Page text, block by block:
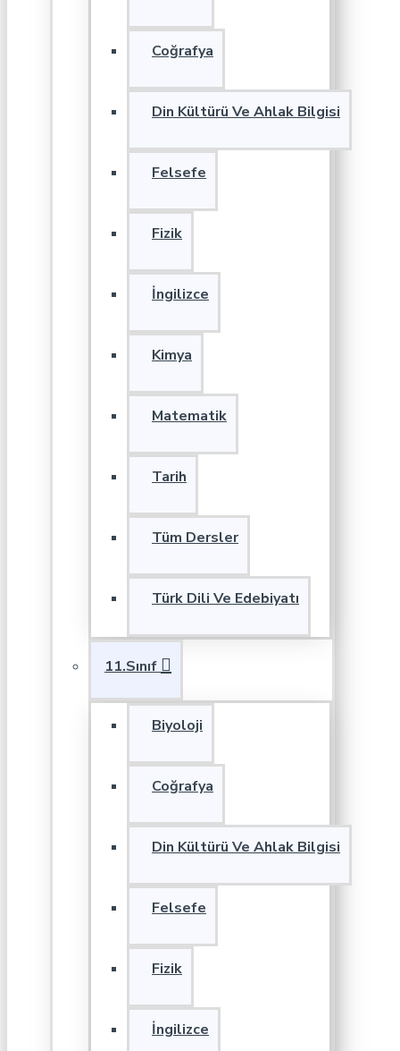
Coğrafya
Din Kültürü Ve Ahlak Bilgisi
Felsefe
Fizik
İngilizce
Kimya
Matematik
Tarih
Tüm Dersler
Türk Dili Ve Edebiyatı
11.Sınıf
Biyoloji
Coğrafya
Din Kültürü Ve Ahlak Bilgisi
Felsefe
Fizik
İngilizce